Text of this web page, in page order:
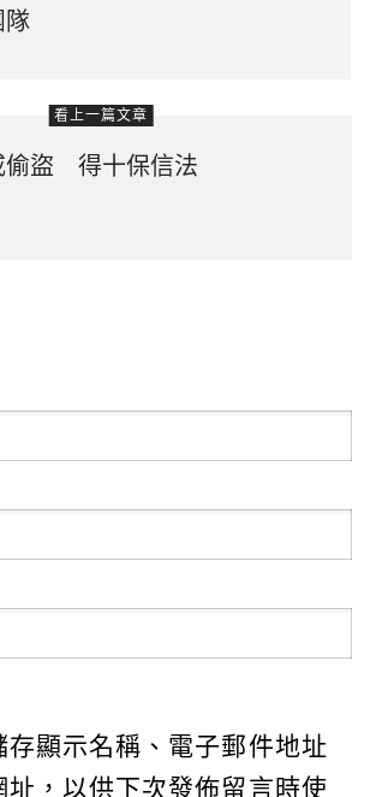
隊
看上一篇文章
偷盜 得十保信法
存顯示名稱、電子郵件地址
址，以供下次發佈留言時使